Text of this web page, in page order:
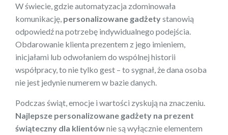
W świecie, gdzie automatyzacja zdominowała
komunikację, personalizowane gadżetystanowią
odpowiedź na potrzebę indywidualnego podejścia.
Obdarowanie klienta prezentem z jego imieniem,
inicjałami lub odwołaniem do wspólnej historii
współpracy, to nie tylko gest – to sygnał, że dana osoba
nie jest jedynie numerem w bazie danych.
Podczas świąt, emocje i wartości zyskują na znaczeniu.
Najlepsze personalizowane gadżety na prezent
świąteczny dla klientównie są wyłącznie elementem